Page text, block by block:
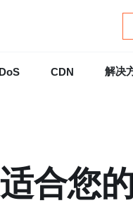
CDN 解决
合您